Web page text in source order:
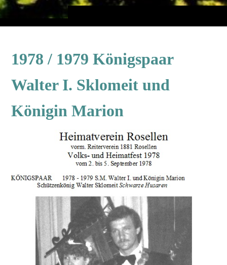
1978 / 1979 Königspaar
Walter I. Sklomeit und
Königin Marion